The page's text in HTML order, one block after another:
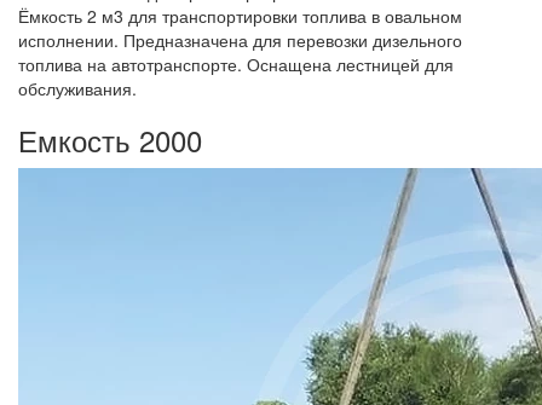
Ёмкость 2 м3 для транспортировки топлива в овальном
исполнении. Предназначена для перевозки дизельного
топлива на автотранспорте. Оснащена лестницей для
обслуживания.
Емкость 2000